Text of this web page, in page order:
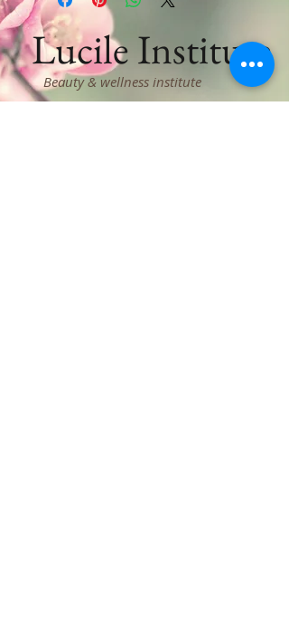
Lucile Institute
Beauty & wellness institute